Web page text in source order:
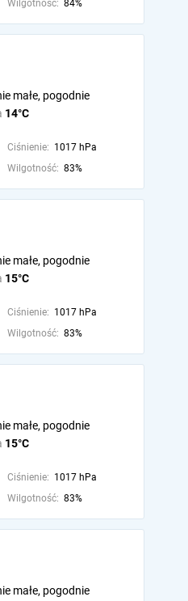
Wilgotność: 84%
14°C
małe, pogodnie
Ciśnienie: 1017 hPa
Wilgotność: 83%
15°C
małe, pogodnie
Ciśnienie: 1017 hPa
Wilgotność: 83%
15°C
małe, pogodnie
Ciśnienie: 1017 hPa
Wilgotność: 83%
małe, pogodnie